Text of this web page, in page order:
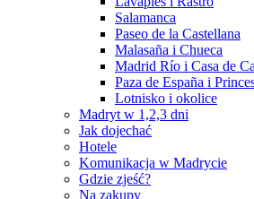
Salamanca
Paseo de la Castellana
Malasaña i Chueca
Madrid Río i Casa de
Paza de España i
Lotnisko i okolice
Madryt w 1,2,3 dni
Jak dojechać
Hotele
Komunikacja w Madrycie
Gdzie zjeść?
Na zakupy